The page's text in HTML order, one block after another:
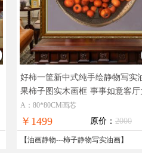
好柿一筐新中式纯手绘静物写实
果柿子图实木画框 事事如意客
物油画柿子图
A：80*80CM画芯
￥1499 原价： 2000
【油画静物---柿子静物写实油画】